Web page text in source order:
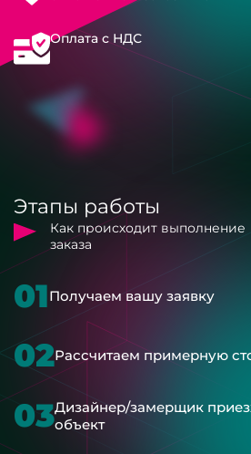
Оплата с НДС
Этапы работы
Как происходит выполнение
заказа
01Получаем вашу заявку
02Рассчитаем примерную
03Дизайнер/замерщик
объект